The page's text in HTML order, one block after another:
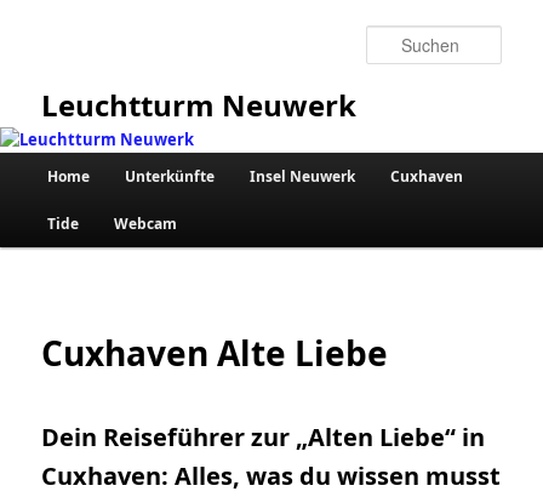
Leuchtturm Neuwerk
Hauptmenü
Home Unterkünfte Insel Neuwerk Cuxhaven
Tide Webcam
Cuxhaven Alte Liebe
Dein Reiseführer zur „Alten Liebe“ in
Cuxhaven: Alles, was du wissen musst